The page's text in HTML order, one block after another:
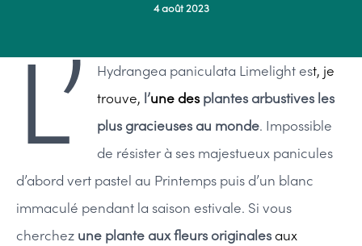
4 août 2023
L’ Hydrangea paniculata Limelight est, je
trouve, l’une desplantes arbustives les
plus gracieuses au monde. Impossible
de résister à ses majestueux panicules
d’abord vert pastel au Printemps puis d’un blanc
immaculé pendant la saison estivale. Si vous
cherchez une plante aux fleurs originales aux